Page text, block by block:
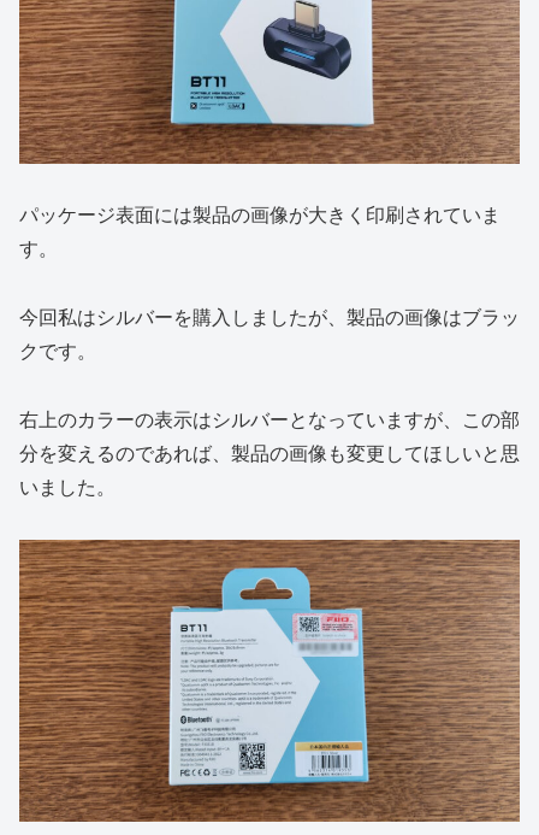
パッケージ表面には製品の画像が大きく印刷されていま
す。
今回私はシルバーを購入しましたが、製品の画像はブラッ
クです。
右上のカラーの表示はシルバーとなっていますが、この部
分を変えるのであれば、製品の画像も変更してほしいと思
いました。